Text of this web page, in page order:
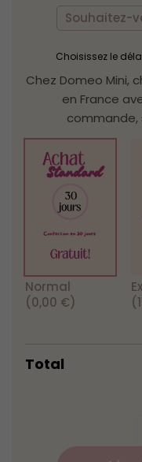
Souhaitez-
Choisissez le
Chez Domeo Mini,
en France
commande,
Normal
(0,00 €)
Total